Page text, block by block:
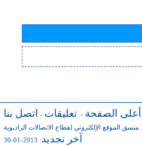
الصفحة - تعليقات - اتصل بنا
: منسق الموقع الإلكتروني لقطاع الاتصالات الراديوية
آخر تجديد: 2013-01-30